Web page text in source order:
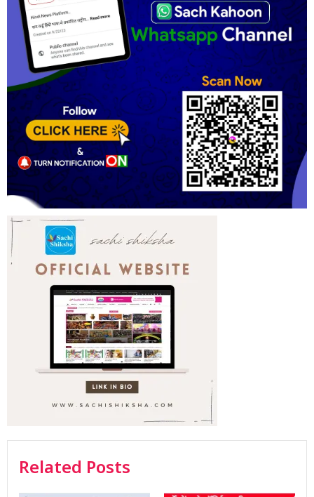
Related Posts